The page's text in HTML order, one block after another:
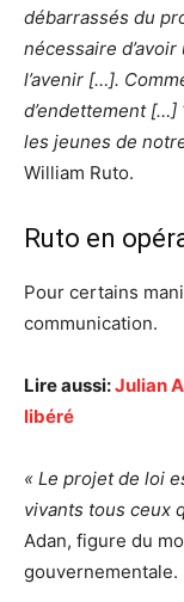
débarrassés du
nécessaire
l’avenir […].
d’endettement […]
les jeunes de
William Ruto.
Ruto en
Pour certains
communication.
Lire aussi:Julian
libéré
« Le projet de loi
vivants tous ceux
Adan, figure du
gouvernementale.